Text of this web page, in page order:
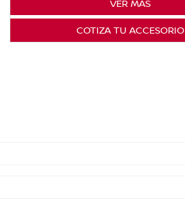
VER MÁS
COTIZA TU ACCESORIO